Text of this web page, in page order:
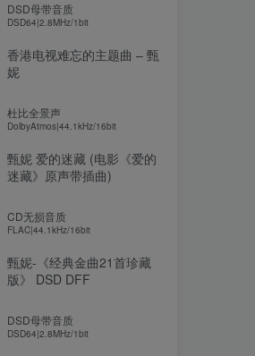
DSD母带音质
DSD64|2.8MHz/1bit
香港电视难忘的主题曲 – 甄
妮
杜比全景声
DolbyAtmos|44.1kHz/16bit
甄妮 爱的迷藏 (电影《爱的
迷藏》原声带插曲)
CD无损音质
FLAC|44.1kHz/16bit
甄妮-《经典金曲21首珍藏
版》 DSD DFF
DSD母带音质
DSD64|2.8MHz/1bit